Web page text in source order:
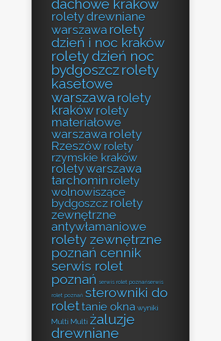
dachowe kraków
rolety drewniane
warszawa rolety
dzień i noc kraków
rolety dzień noc
bydgoszcz rolety
kasetowe
warszawa rolety
kraków rolety
materiałowe
warszawa rolety
Rzeszów rolety
rzymskie kraków
rolety warszawa
tarchomin rolety
wolnowiszące
bydgoszcz rolety
zewnętrzne
antywłamaniowe
rolety zewnętrzne
poznań cennik
serwis rolet
poznań serwis rolet poznańserwis
rolet poznań sterowniki do
rolettanie okna wyniki
Multi Multi żaluzje
drewniane